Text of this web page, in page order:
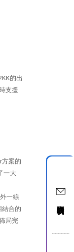
的出
支援
方案的
一大
一線
結合的
局完